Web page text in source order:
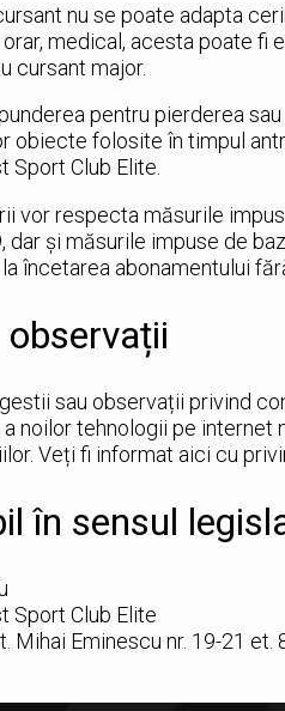
nu se poate adapta
medical, acesta poate fi
cursant major.
pentru pierderea
obiecte folosite în timpul
Sport Club Elite.
vor respecta măsurile
dar și măsurile impuse de
încetarea abonamentului
sau observații privind
noilor tehnologii pe
Veți fi informat aici cu
în sensul
Sport Club Elite
Mihai Eminescu nr. 19-21 et.